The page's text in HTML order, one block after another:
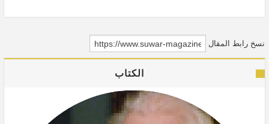
نسخ رابط المقال
الكتاب